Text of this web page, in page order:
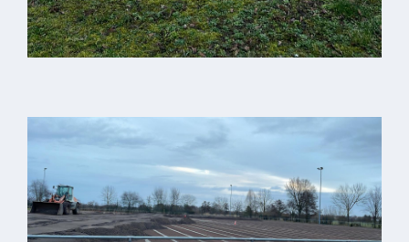
Wein &
Genuss
Weinprinzessin
Wein- &
Sektgüter,
Destillerien